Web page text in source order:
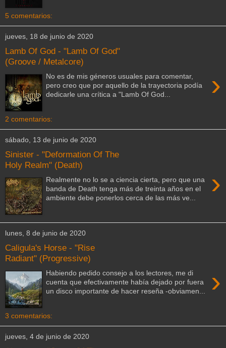
5 comentarios:
jueves, 18 de junio de 2020
Lamb Of God - "Lamb Of God"
(Groove / Metalcore)
›
No es de mis géneros usuales para comentar,
pero creo que por aquello de la trayectoria podía
dedicarle una crítica a "Lamb Of God...
2 comentarios:
sábado, 13 de junio de 2020
Sinister - "Deformation Of The
Holy Realm" (Death)
›
Realmente no lo se a ciencia cierta, pero que una
banda de Death tenga más de treinta años en el
ambiente debe ponerlos cerca de las más ve...
lunes, 8 de junio de 2020
Caligula's Horse - "Rise
Radiant" (Progressive)
›
Habiendo pedido consejo a los lectores, me di
cuenta que efectivamente había dejado por fuera
un disco importante de hacer reseña -obviamen...
3 comentarios:
jueves, 4 de junio de 2020